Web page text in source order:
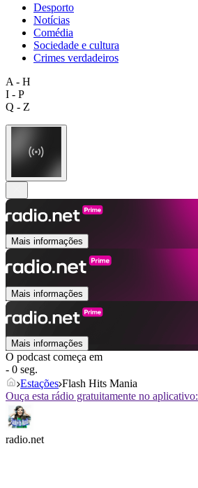
Desporto
Notícias
Comédia
Sociedade e cultura
Crimes verdadeiros
A - H
I - P
Q - Z
Mais informações
Mais informações
Mais informações
O podcast começa em
- 0 seg.
Estações Flash Hits Mania
Ouça esta rádio gratuitamente no aplicativo:
radio.net